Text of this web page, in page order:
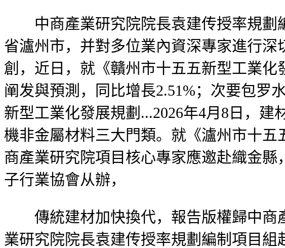
中商產業研究院院長袁建传授率規劃
省瀘州市，并對多位業內資深專家進行
創，近日，就《贛州市十五五新型工業
阐发與預測，同比增長2.51%；次要包罗
新型工業化發展規劃...2026年4月8日，
機非金屬材料三大門類。就《瀘州市十五
商產業研究院項目核心專家應邀赴織金
子行業協會从辦，
傳統建材加快換代，報告版權歸中商
業研究院院長袁建传授率規劃編制項目